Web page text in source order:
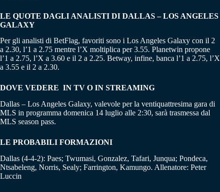
LE QUOTE DAGLI ANALISTI DI DALLAS – LOS ANGELES
GALAXY
Per gli analisti di BetFlag, favoriti sono i Los Angeles Galaxy con il 2
a 2.30, l’1 a 2.75 mentre l’X moltiplica per 3.55. Planetwin propone
l’1 a 2.75, l’X a 3.60 e il 2 a 2.25. Betway, infine, banca l’1 a 2.75, l’X
a 3.55 e il 2 a 2.30.
DOVE VEDERE IN TV O IN STREAMING
Dallas – Los Angeles Galaxy, valevole per la ventiquattresima gara di
MLS in programma domenica 14 luglio alle 2:30, sarà trasmessa dal
MLS season pass.
LE PROBABILI FORMAZIONI
Dallas (4-4-2): Paes; Twumasi, Gonzalez, Tafari, Junqua; Pondeca,
Ntsabeleng, Norris, Sealy; Farrington, Kamungo. Allenatore: Peter
Luccin